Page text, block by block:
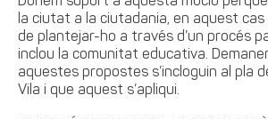
la ciutat a la ciutadania, en aquest
de plantejar-ho a través d’un procés
inclou la comunitat educativa.
aquestes propostes s’incloguin al pla
Vila i que aquest s’apliqui.